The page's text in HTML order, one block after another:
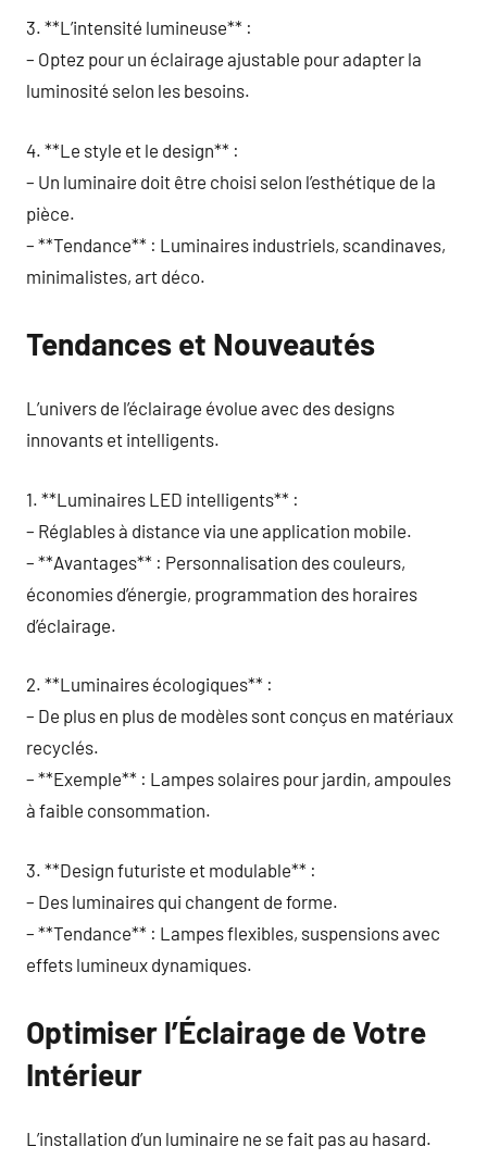
3. **L’intensité lumineuse** :
– Optez pour un éclairage ajustable pour adapter la
luminosité selon les besoins.
4. **Le style et le design** :
– Un luminaire doit être choisi selon l’esthétique de la
pièce.
– **Tendance** : Luminaires industriels, scandinaves,
minimalistes, art déco.
Tendances et Nouveautés
L’univers de l’éclairage évolue avec des designs
innovants et intelligents.
1. **Luminaires LED intelligents** :
– Réglables à distance via une application mobile.
– **Avantages** : Personnalisation des couleurs,
économies d’énergie, programmation des horaires
d’éclairage.
2. **Luminaires écologiques** :
– De plus en plus de modèles sont conçus en matériaux
recyclés.
– **Exemple** : Lampes solaires pour jardin, ampoules
à faible consommation.
3. **Design futuriste et modulable** :
– Des luminaires qui changent de forme.
– **Tendance** : Lampes flexibles, suspensions avec
effets lumineux dynamiques.
Optimiser l’Éclairage de Votre
Intérieur
L’installation d’un luminaire ne se fait pas au hasard.